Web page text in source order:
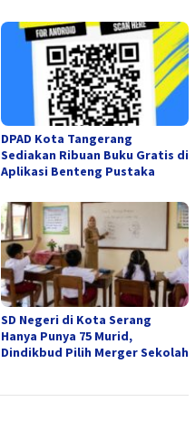
DPAD Kota Tangerang
Sediakan Ribuan Buku Gratis di
Aplikasi Benteng Pustaka
SD Negeri di Kota Serang
Hanya Punya 75 Murid,
Dindikbud Pilih Merger Sekolah